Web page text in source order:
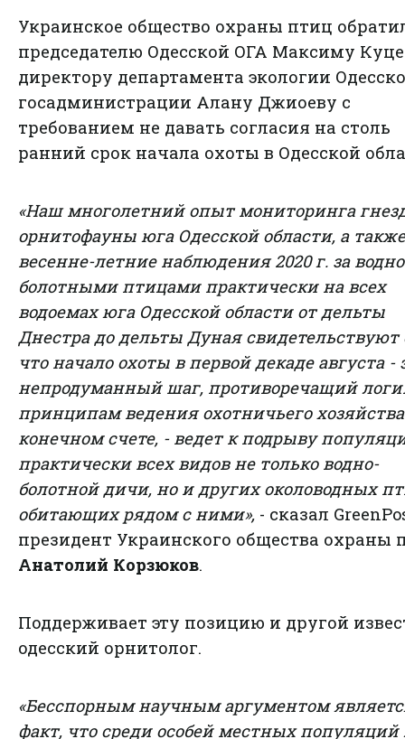
Украинское общество охраны птиц
председателю Одесской ОГА Максиму
директору департамента экологии
госадминистрации Алану Джиоеву с
требованием не давать согласия на столь
ранний срок начала охоты в Одесской
«Наш многолетний опыт мониторинга
орнитофауны юга Одесской области, а также
весенне-летние наблюдения 2020 г. за
болотными птицами практически на всех
водоемах юга Одесской области от дельты
Днестра до дельты Дуная свидетельствуют
что начало охоты в первой декаде августа -
непродуманный шаг, противоречащий
принципам ведения охотничьего
конечном счете, - ведет к подрыву
практически всех видов не только водно-
болотной дичи, но и других околоводных
обитающих рядом с ними», - сказал
президент Украинского общества охраны
Анатолий Корзюков.
Поддерживает эту позицию и другой
одесский орнитолог.
«Бесспорным научным аргументом
факт, что среди особей местных популяций